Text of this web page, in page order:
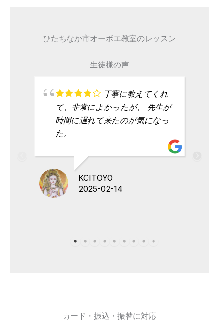
ひたちなか市オーボエ教室のレッスン
生徒様の声
丁寧に教えてくれ
て、非常によかったが、 先生が
時間に遅れて来たのが気になっ
た。
KOITOYO
2025-02-14
カード・振込・振替に対応